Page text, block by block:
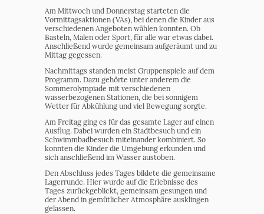
Am Mittwoch und Donnerstag starteten die
Vormittagsaktionen (VAs), bei denen die Kinder aus
verschiedenen Angeboten wählen konnten. Ob
Basteln, Malen oder Sport, für alle war etwas dabei.
Anschließend wurde gemeinsam aufgeräumt und zu
Mittag gegessen.
Nachmittags standen meist Gruppenspiele auf dem
Programm. Dazu gehörte unter anderem die
Sommerolympiade mit verschiedenen
wasserbezogenen Stationen, die bei sonnigem
Wetter für Abkühlung und viel Bewegung sorgte.
Am Freitag ging es für das gesamte Lager auf einen
Ausflug. Dabei wurden ein Stadtbesuch und ein
Schwimmbadbesuch miteinander kombiniert. So
konnten die Kinder die Umgebung erkunden und
sich anschließend im Wasser austoben.
Den Abschluss jedes Tages bildete die gemeinsame
Lagerrunde. Hier wurde auf die Erlebnisse des
Tages zurückgeblickt, gemeinsam gesungen und
der Abend in gemütlicher Atmosphäre ausklingen
gelassen.